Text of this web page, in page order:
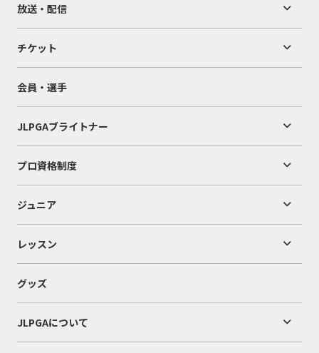
放送・配信
チケット
会員・選手
JLPGAブライトナー
プロ資格制度
ジュニア
レッスン
グッズ
JLPGAについて